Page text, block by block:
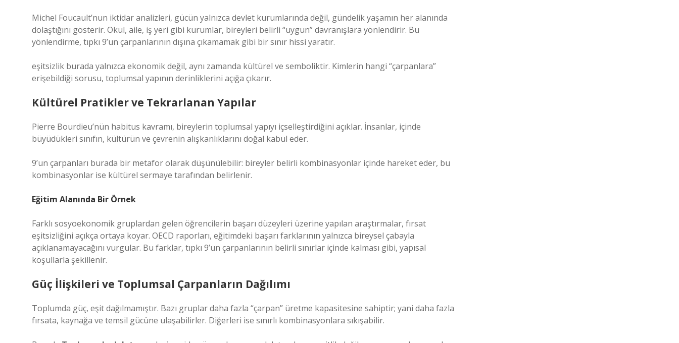
Michel Foucault’nun iktidar analizleri, gücün yalnızca devlet kurumlarında değil, gündelik yaşamın her alanında
dolaştığını gösterir. Okul, aile, iş yeri gibi kurumlar, bireyleri belirli “uygun” davranışlara yönlendirir. Bu
yönlendirme, tıpkı 9’un çarpanlarının dışına çıkamamak gibi bir sınır hissi yaratır.
eşitsizlik burada yalnızca ekonomik değil, aynı zamanda kültürel ve semboliktir. Kimlerin hangi “çarpanlara”
erişebildiği sorusu, toplumsal yapının derinliklerini açığa çıkarır.
Kültürel Pratikler ve Tekrarlanan Yapılar
Pierre Bourdieu’nün habitus kavramı, bireylerin toplumsal yapıyı içselleştirdiğini açıklar. İnsanlar, içinde
büyüdükleri sınıfın, kültürün ve çevrenin alışkanlıklarını doğal kabul eder.
9’un çarpanları burada bir metafor olarak düşünülebilir: bireyler belirli kombinasyonlar içinde hareket eder, bu
kombinasyonlar ise kültürel sermaye tarafından belirlenir.
Eğitim Alanında Bir Örnek
Farklı sosyoekonomik gruplardan gelen öğrencilerin başarı düzeyleri üzerine yapılan araştırmalar, fırsat
eşitsizliğini açıkça ortaya koyar. OECD raporları, eğitimdeki başarı farklarının yalnızca bireysel çabayla
açıklanamayacağını vurgular. Bu farklar, tıpkı 9’un çarpanlarının belirli sınırlar içinde kalması gibi, yapısal
koşullarla şekillenir.
Güç İlişkileri ve Toplumsal Çarpanların Dağılımı
Toplumda güç, eşit dağılmamıştır. Bazı gruplar daha fazla “çarpan” üretme kapasitesine sahiptir; yani daha fazla
fırsata, kaynağa ve temsil gücüne ulaşabilirler. Diğerleri ise sınırlı kombinasyonlara sıkışabilir.